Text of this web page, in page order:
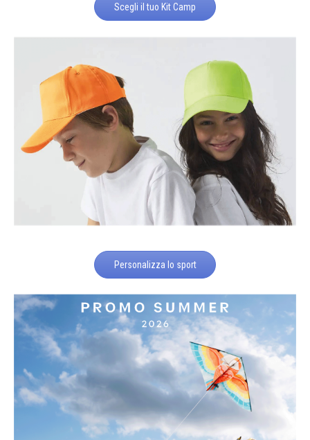
Scegli il tuo Kit Camp
Personalizza lo sport